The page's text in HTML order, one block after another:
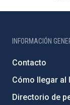
INFORMACIÓN
Contacto
Cómo llegar al
Directorio de